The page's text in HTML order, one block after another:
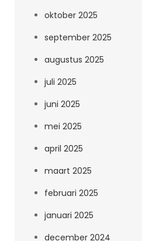
oktober 2025
september 2025
augustus 2025
juli 2025
juni 2025
mei 2025
april 2025
maart 2025
februari 2025
januari 2025
december 2024